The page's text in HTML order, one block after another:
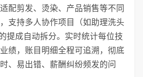
配剪发、烫染、产品销售等不同
支持多人协作项目（如助理洗头
提成自动拆分。实时统计每位技
绩，账目明细全程可追溯，彻底
、易出错、薪酬纠纷频发的问